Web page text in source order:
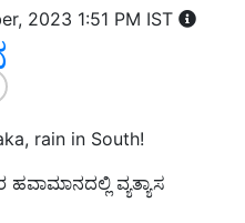
2023 1:51 PM IST
rain in South!
ವ್ಯತ್ಯಾಸ